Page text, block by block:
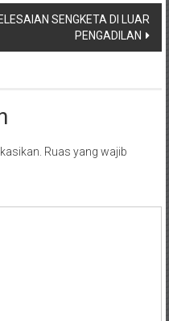
SENGKETA DI LUAR
PENGADILAN
Ruas yang wajib